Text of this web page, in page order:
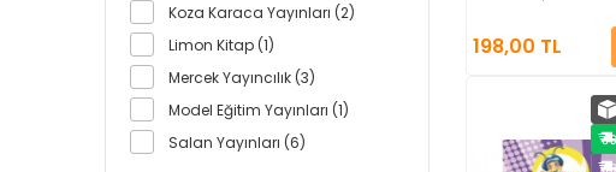
Koza Karaca Yayınları (2)
Limon Kitap (1)
Mercek Yayıncılık (3)
Model Eğitim Yayınları (1)
Salan Yayınları (6)
198,00 TL